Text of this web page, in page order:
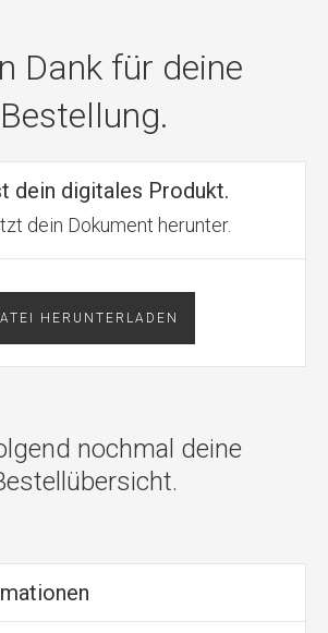
Dank für deine
Bestellung.
dein digitales Produkt.
dein Dokument herunter.
HERUNTERLADEN
nochmal deine